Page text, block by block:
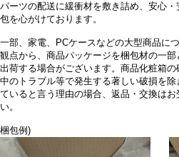
パーツの配送に緩衝材を敷き詰め、安心
包を心がけております。
一部、家電、PCケースなどの大型商品に
観点から、商品パッケージを梱包材の一
出荷する場合がございます。商品化粧箱
中のトラブル等で発生する著しい破損を
ていると言う理由の場合、返品・交換は
い。
梱包例)